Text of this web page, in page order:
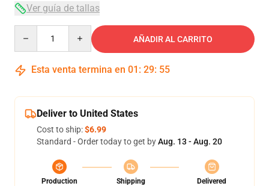
Ver guía de tallas
AÑADIR AL CARRITO
Esta venta termina en 01 : 29: 54
Deliver to United States
Cost to ship:$6.99
Standard - Order today to get byAug. 13 - Aug. 20
Production
Shipping
Delivered